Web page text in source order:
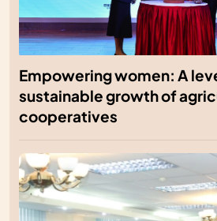
Empowering women: A
sustainable growth of
cooperatives